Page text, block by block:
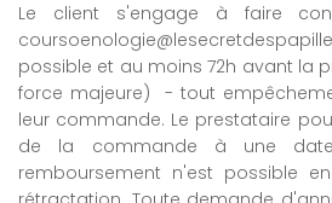
Le client s'engage à faire
possible et au moins 72h avant la
force majeure) - tout
leur commande. Le prestataire
de la commande à une
remboursement n'est possible